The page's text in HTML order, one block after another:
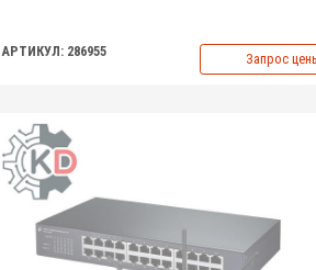
АРТИКУЛ: 286955 Запрос